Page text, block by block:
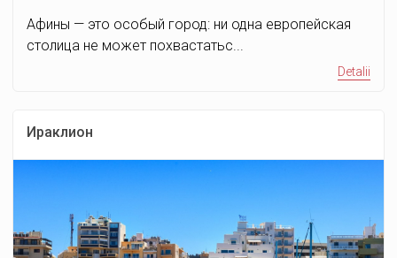
Афины — это особый город: ни одна европейская
столица не может похвастатьс...
Detalii
Ираклион